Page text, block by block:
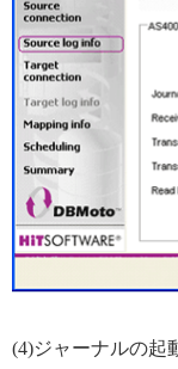
(4)ジャーナルの起